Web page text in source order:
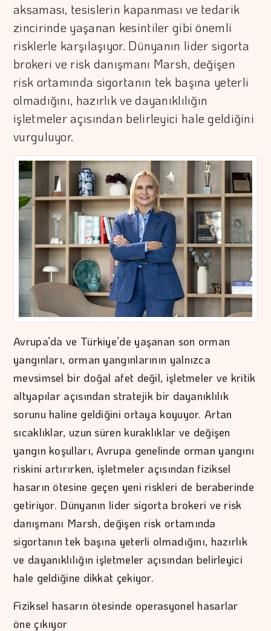
aksaması, tesislerin kapanması ve tedarik
zincirinde yaşanan kesintiler gibi önemli
risklerle karşılaşıyor. Dünyanın lider sigorta
brokeri ve risk danışmanı Marsh, değişen
risk ortamında sigortanın tek başına yeterli
olmadığını, hazırlık ve dayanıklılığın
işletmeler açısından belirleyici hale geldiğini
vurguluyor.
Avrupa’da ve Türkiye’de yaşanan son orman
yangınları, orman yangınlarının yalnızca
mevsimsel bir doğal afet değil, işletmeler ve kritik
altyapılar açısından stratejik bir dayanıklılık
sorunu haline geldiğini ortaya koyuyor. Artan
sıcaklıklar, uzun süren kuraklıklar ve değişen
yangın koşulları, Avrupa genelinde orman yangını
riskini artırırken, işletmeler açısından fiziksel
hasarın ötesine geçen yeni riskleri de beraberinde
getiriyor. Dünyanın lider sigorta brokeri ve risk
danışmanı Marsh, değişen risk ortamında
sigortanın tek başına yeterli olmadığını, hazırlık
ve dayanıklılığın işletmeler açısından belirleyici
hale geldiğine dikkat çekiyor.
Fiziksel hasarın ötesinde operasyonel hasarlar
öne çıkıyor